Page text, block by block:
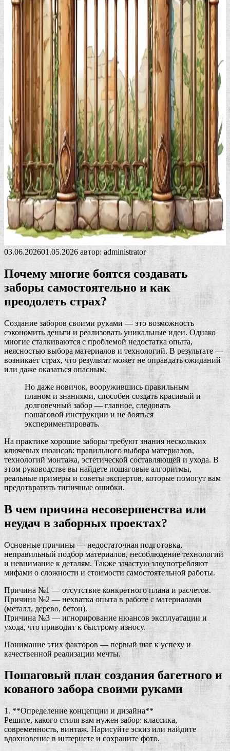
03.06.202601.05.2026 автор:administrator
Почему многие боятся создавать
заборы самостоятельно и как
преодолеть страх?
Создание заборов своими руками — это возможность
сэкономить деньги и реализовать уникальные идеи. Однако
многие сталкиваются с проблемой недостатка опыта,
неясностью выбора материалов и технологий. В результате —
возникает страх, что результат может не оправдать ожиданий
или даже оказаться опасным.
Но даже новичок, вооружившись правильным
планом и знаниями, способен создать красивый и
долговечный забор — главное, следовать
пошаговой инструкции и не бояться
экспериментировать.
На практике хорошие заборы требуют знания нескольких
ключевых нюансов: правильного выбора материалов,
технологий монтажа, эстетической составляющей и ухода. В
этом руководстве вы найдете пошаговые алгоритмы,
реальные примеры и советы экспертов, которые помогут вам
предотвратить типичные ошибки.
В чем причина несовершенства или
неудач в заборных проектах?
Основные причины — недостаточная подготовка,
неправильный подбор материалов, несоблюдение технологий
и невнимание к деталям. Также зачастую злоупотребляют
мифами о сложности и стоимости самостоятельной работы.
Причина №1 — отсутствие конкретного плана и расчетов.
Причина №2 — нехватка опыта в работе с материалами
(металл, дерево, бетон).
Причина №3 — игнорирование нюансов эксплуатации и
ухода, что приводит к быстрому износу.
Понимание этих факторов — первый шаг к успеху и
качественной реализации мечты.
Пошаговый план создания багетного и
кованого забора своими руками
1. **Определение концепции и дизайна**
Решите, какого стиля вам нужен забор: классика,
современность, винтаж. Нарисуйте эскиз или найдите
вдохновение в интернете и сохраните фото.